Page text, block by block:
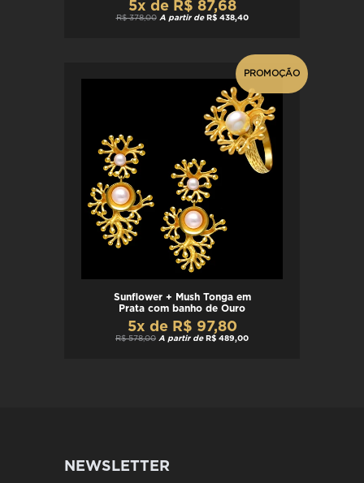
5x de R$ 87,68
R$ 378,00 A partir de R$ 438,40
PROMOÇÃO
Sunflower + Mush Tonga em
Prata com banho de Ouro
5x de R$ 97,80
R$ 578,00 A partir de R$ 489,00
NEWSLETTER